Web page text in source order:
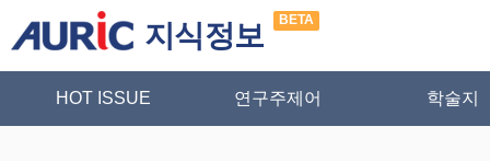
지식정보 BETA
HOT ISSUE 연구주제어 학술지